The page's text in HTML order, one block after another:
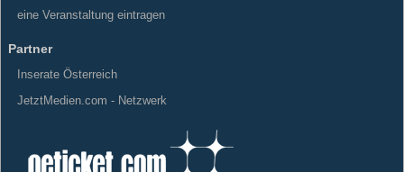
eine Veranstaltung eintragen
Partner
Inserate Österreich
JetztMedien.com - Netzwerk